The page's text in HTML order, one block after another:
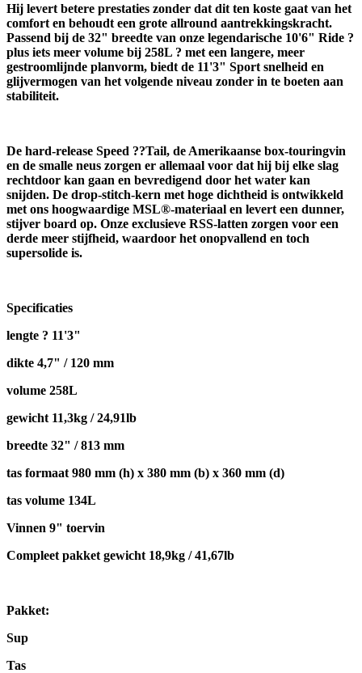
Hij levert betere prestaties zonder dat dit ten koste gaat van het
comfort en behoudt een grote allround aantrekkingskracht.
Passend bij de 32" breedte van onze legendarische 10'6" Ride ?
plus iets meer volume bij 258L ? met een langere, meer
gestroomlijnde planvorm, biedt de 11'3" Sport snelheid en
glijvermogen van het volgende niveau zonder in te boeten aan
stabiliteit.
De hard-release Speed ??Tail, de Amerikaanse box-touringvin
en de smalle neus zorgen er allemaal voor dat hij bij elke slag
rechtdoor kan gaan en bevredigend door het water kan
snijden. De drop-stitch-kern met hoge dichtheid is ontwikkeld
met ons hoogwaardige MSL®-materiaal en levert een dunner,
stijver board op. Onze exclusieve RSS-latten zorgen voor een
derde meer stijfheid, waardoor het onopvallend en toch
supersolide is.
Specificaties
lengte ? 11'3"
dikte 4,7" / 120 mm
volume 258L
gewicht 11,3kg / 24,91lb
breedte 32" / 813 mm
tas formaat 980 mm (h) x 380 mm (b) x 360 mm (d)
tas volume 134L
Vinnen 9" toervin
Compleet pakket gewicht 18,9kg / 41,67lb
Pakket:
Sup
Tas